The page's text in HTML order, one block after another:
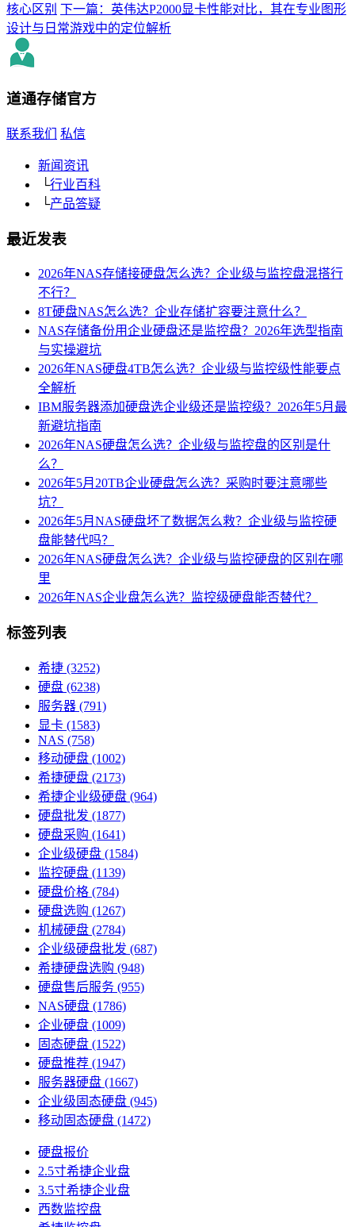
核心区别 下一篇：英伟达P2000显卡性能对比，其在专业图形
设计与日常游戏中的定位解析
道通存储官方
联系我们 私信
新闻资讯
└行业百科
└产品答疑
最近发表
2026年NAS存储接硬盘怎么选？企业级与监控盘混搭行
不行？
8T硬盘NAS怎么选？企业存储扩容要注意什么？
NAS存储备份用企业硬盘还是监控盘？2026年选型指南
与实操避坑
2026年NAS硬盘4TB怎么选？企业级与监控级性能要点
全解析
IBM服务器添加硬盘选企业级还是监控级？2026年5月最
新避坑指南
2026年NAS硬盘怎么选？企业级与监控盘的区别是什
么？
2026年5月20TB企业硬盘怎么选？采购时要注意哪些
坑？
2026年5月NAS硬盘坏了数据怎么救？企业级与监控硬
盘能替代吗？
2026年NAS硬盘怎么选？企业级与监控硬盘的区别在哪
里
2026年NAS企业盘怎么选？监控级硬盘能否替代？
标签列表
希捷 (3252)
硬盘 (6238)
服务器 (791)
显卡 (1583)
NAS (758)
移动硬盘 (1002)
希捷硬盘 (2173)
希捷企业级硬盘 (964)
硬盘批发 (1877)
硬盘采购 (1641)
企业级硬盘 (1584)
监控硬盘 (1139)
硬盘价格 (784)
硬盘选购 (1267)
机械硬盘 (2784)
企业级硬盘批发 (687)
希捷硬盘选购 (948)
硬盘售后服务 (955)
NAS硬盘 (1786)
企业硬盘 (1009)
固态硬盘 (1522)
硬盘推荐 (1947)
服务器硬盘 (1667)
企业级固态硬盘 (945)
移动固态硬盘 (1472)
硬盘报价
2.5寸希捷企业盘
3.5寸希捷企业盘
西数监控盘